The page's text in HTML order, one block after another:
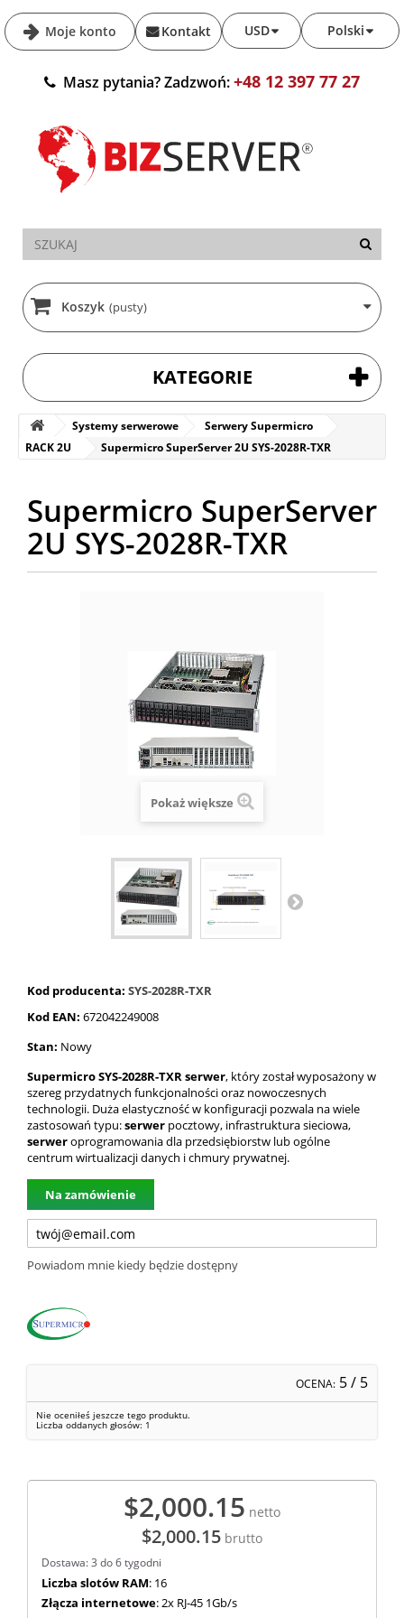
Moje konto Polski
USD
Kontakt
Masz pytania? Zadzwoń:+48 12 397 77 27
Koszyk (pusty)
KATEGORIE
Systemy serwerowe
Serwery Supermicro
RACK 2U
Supermicro SuperServer 2U SYS-2028R-TXR
Supermicro SuperServer
2U SYS-2028R-TXR
Pokaż większe
Kod producenta: SYS-2028R-TXR
Kod EAN: 672042249008
Stan: Nowy
Supermicro SYS-2028R-TXR serwer, który został wyposażony w
szereg przydatnych funkcjonalności oraz nowoczesnych
technologii. Duża elastyczność w konfiguracji pozwala na wiele
zastosowań typu:serwer pocztowy, infrastruktura sieciowa,
serweroprogramowania dla przedsiębiorstw lub ogólne
centrum wirtualizacji danych i chmury prywatnej.
Na zamówienie
Powiadom mnie kiedy będzie dostępny
OCENA: 5/ 5
Nie oceniłeś jeszcze tego produktu.
Liczba oddanych głosów: 1
$2,000.15 netto
$2,000.15 brutto
Dostawa: 3 do 6 tygodni
Liczba slotów RAM: 16
Złącza internetowe: 2x RJ-45 1Gb/s